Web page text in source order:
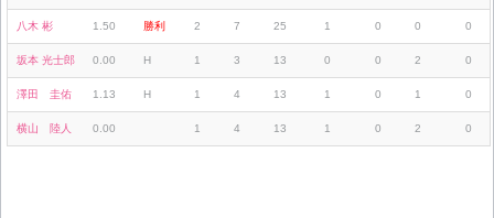
八木 彬 1.50 勝利 2 7 25 1 0 0 0
坂本 光士郎 0.00 H 1 3 13 0 0 2 0
澤田 圭佑 1.13 H 1 4 13 1 0 1 0
横山 陸人 0.00 1 4 13 1 0 2 0